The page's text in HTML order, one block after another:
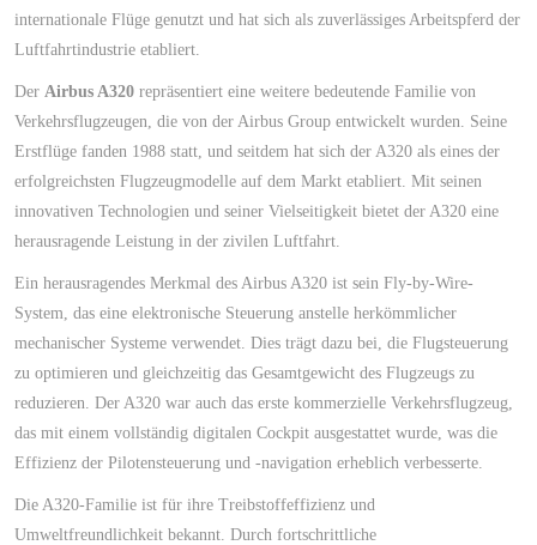
internationale Flüge genutzt und hat sich als zuverlässiges Arbeitspferd der
Luftfahrtindustrie etabliert.
Der Airbus A320 repräsentiert eine weitere bedeutende Familie von
Verkehrsflugzeugen, die von der Airbus Group entwickelt wurden. Seine
Erstflüge fanden 1988 statt, und seitdem hat sich der A320 als eines der
erfolgreichsten Flugzeugmodelle auf dem Markt etabliert. Mit seinen
innovativen Technologien und seiner Vielseitigkeit bietet der A320 eine
herausragende Leistung in der zivilen Luftfahrt.
Ein herausragendes Merkmal des Airbus A320 ist sein Fly-by-Wire-
System, das eine elektronische Steuerung anstelle herkömmlicher
mechanischer Systeme verwendet. Dies trägt dazu bei, die Flugsteuerung
zu optimieren und gleichzeitig das Gesamtgewicht des Flugzeugs zu
reduzieren. Der A320 war auch das erste kommerzielle Verkehrsflugzeug,
das mit einem vollständig digitalen Cockpit ausgestattet wurde, was die
Effizienz der Pilotensteuerung und -navigation erheblich verbesserte.
Die A320-Familie ist für ihre Treibstoffeffizienz und
Umweltfreundlichkeit bekannt. Durch fortschrittliche